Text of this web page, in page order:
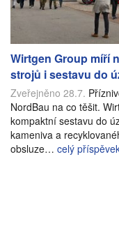
Wirtgen Group míří
strojů i sestavu do
Zveřejněno 28.7.
NordBau na co těšit.
kompaktní sestavu do
kameniva a
obsluze… celý